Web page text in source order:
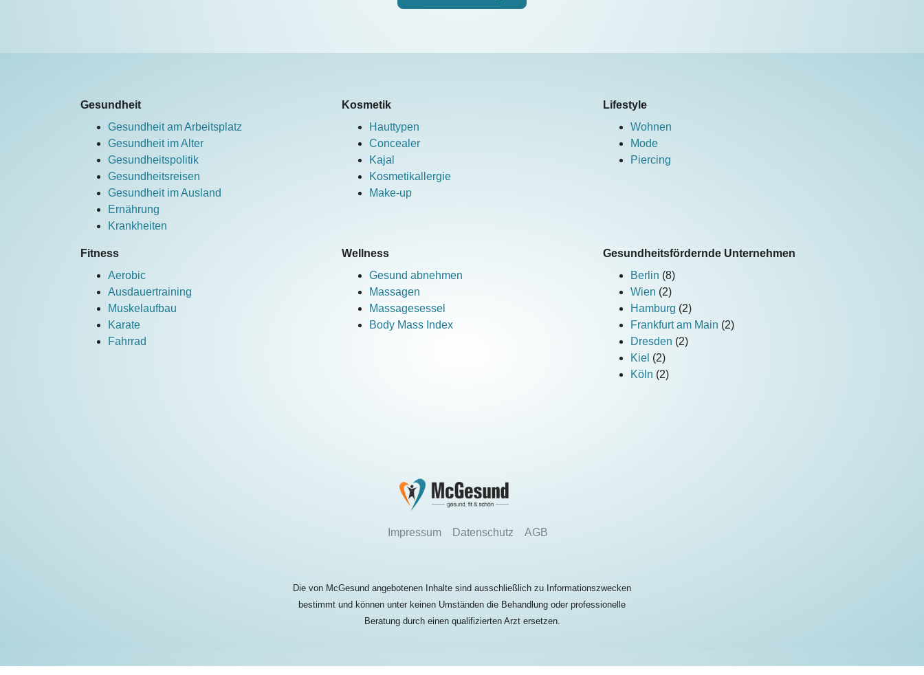
Gesundheit
Gesundheit am Arbeitsplatz
Gesundheit im Alter
Gesundheitspolitik
Gesundheitsreisen
Gesundheit im Ausland
Ernährung
Krankheiten
Kosmetik
Hauttypen
Concealer
Kajal
Kosmetikallergie
Make-up
Lifestyle
Wohnen
Mode
Piercing
Fitness
Aerobic
Ausdauertraining
Muskelaufbau
Karate
Fahrrad
Wellness
Gesund abnehmen
Massagen
Massagesessel
Body Mass Index
Gesundheitsfördernde Unternehmen
Berlin (8)
Wien (2)
Hamburg (2)
Frankfurt am Main (2)
Dresden (2)
Kiel (2)
Köln (2)
Impressum Datenschutz AGB
Die von McGesund angebotenen Inhalte sind ausschließlich zu Informationszwecken
bestimmt und können unter keinen Umständen die Behandlung oder professionelle
Beratung durch einen qualifizierten Arzt ersetzen.